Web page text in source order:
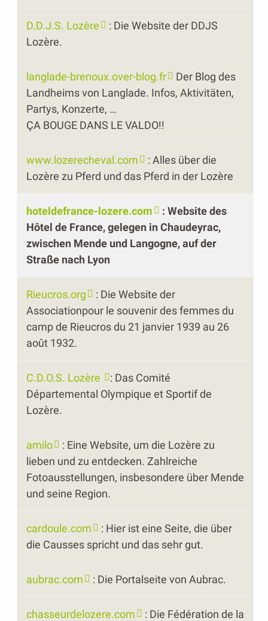
D.D.J.S. Lozère
: Die Website der DDJS
Lozère.
langlade-brenoux.over-blog.fr
Der Blog des
Landheims von Langlade. Infos, Aktivitäten,
Partys, Konzerte, …
ÇA BOUGE DANS LE VALDO!!
www.lozerecheval.com
: Alles über die
Lozère zu Pferd und das Pferd in der Lozère
hoteldefrance-lozere.com
: Website des
Hôtel de France, gelegen in Chaudeyrac,
zwischen Mende und Langogne, auf der
Straße nach Lyon
Rieucros.org
: Die Website der
Associationpour le souvenir des femmes du
camp de Rieucros du 21 janvier 1939 au 26
août 1932.
C.D.O.S. Lozère
: Das Comité
Départemental Olympique et Sportif de
Lozère.
amilo
: Eine Website, um die Lozère zu
lieben und zu entdecken. Zahlreiche
Fotoausstellungen, insbesondere über Mende
und seine Region.
cardoule.com
: Hier ist eine Seite, die über
die Causses spricht und das sehr gut.
aubrac.com : Die Portalseite von Aubrac.
chasseurdelozere.com
: Die Fédération de la